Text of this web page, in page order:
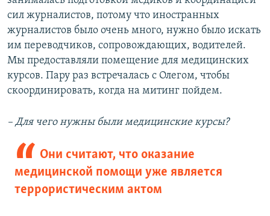
сил журналистов, потому что иностранных
журналистов было очень много, нужно было искать
им переводчиков, сопровождающих, водителей.
Мы предоставляли помещение для медицинских
курсов. Пару раз встречалась с Олегом, чтобы
скоординировать, когда на митинг пойдем.
– Для чего нужны были медицинские курсы?
Они считают, что оказание
медицинской помощи уже является
террористическим актом